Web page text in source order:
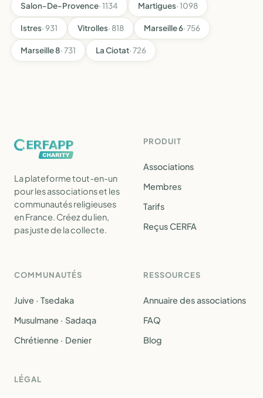
Salon-De-Provence· 1134 Martigues· 1098
Istres· 931 Vitrolles· 818 Marseille 6· 756
Marseille 8· 731 La Ciotat· 726
La plateforme tout-en-un
pour les associations et les
communautés religieuses
en France. Créez du lien,
pas juste de la collecte.
PRODUIT
Associations
Membres
Tarifs
Reçus CERFA
COMMUNAUTÉS
Juive · Tsedaka
Musulmane · Sadaqa
Chrétienne · Denier
RESSOURCES
Annuaire des associations
FAQ
Blog
LÉGAL